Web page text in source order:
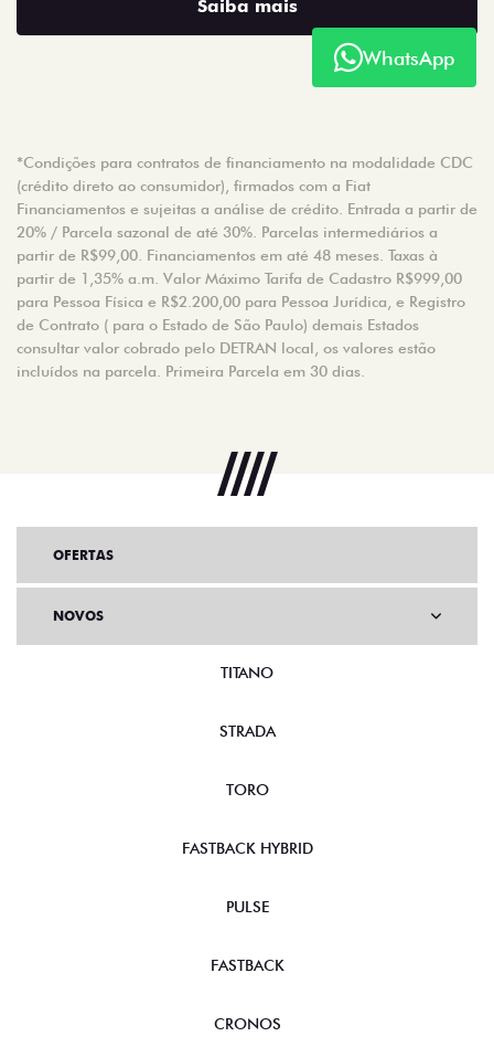
Saiba mais
*Condições para contratos de financiamento na modalidade CDC
(crédito direto ao consumidor), firmados com a Fiat
Financiamentos e sujeitas a análise de crédito. Entrada a partir de
20% / Parcela sazonal de até 30%. Parcelas intermediários a
partir de R$99,00. Financiamentos em até 48 meses. Taxas à
partir de 1,35% a.m. Valor Máximo Tarifa de Cadastro R$999,00
para Pessoa Física e R$2.200,00 para Pessoa Jurídica, e Registro
de Contrato ( para o Estado de São Paulo) demais Estados
consultar valor cobrado pelo DETRAN local, os valores estão
incluídos na parcela. Primeira Parcela em 30 dias.
WhatsApp
OFERTAS
NOVOS
TITANO
STRADA
TORO
FASTBACK HYBRID
PULSE
FASTBACK
CRONOS